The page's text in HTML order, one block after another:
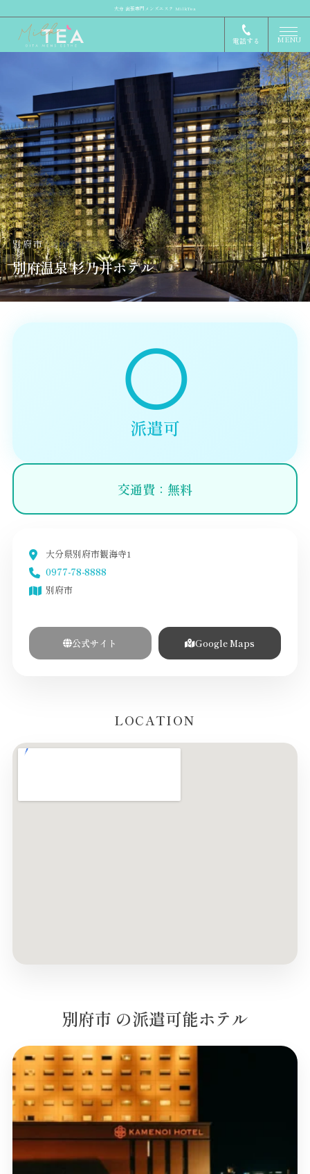
大分 出張専門メンズエステ MilkTea
電話する MENU
別府市
別府温泉 杉乃井ホテル
◯
派遣可
交通費：無料
大分県別府市観海寺1
0977-78-8888
別府市
公式サイト Google Maps
LOCATION
別府市 の派遣可能ホテル